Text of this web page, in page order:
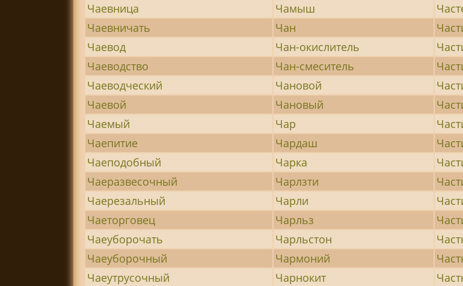
Чаевница
Чамыш
Чаевничать
Чан
Чаевод
Чан-окислитель
Чаеводство
Чан-смеситель
Чаеводческий
Чановой
Чаевой
Чановый
Чаемый
Чар
Чаепитие
Чардаш
Чаеподобный
Чарка
Чаеразвесочный
Чарлзти
Чаерезальный
Чарли
Чаеторговец
Чарльз
Чаеуборочать
Чарльстон
Чаеуборочный
Чармоний
Чаеутрусочный
Чарнокит